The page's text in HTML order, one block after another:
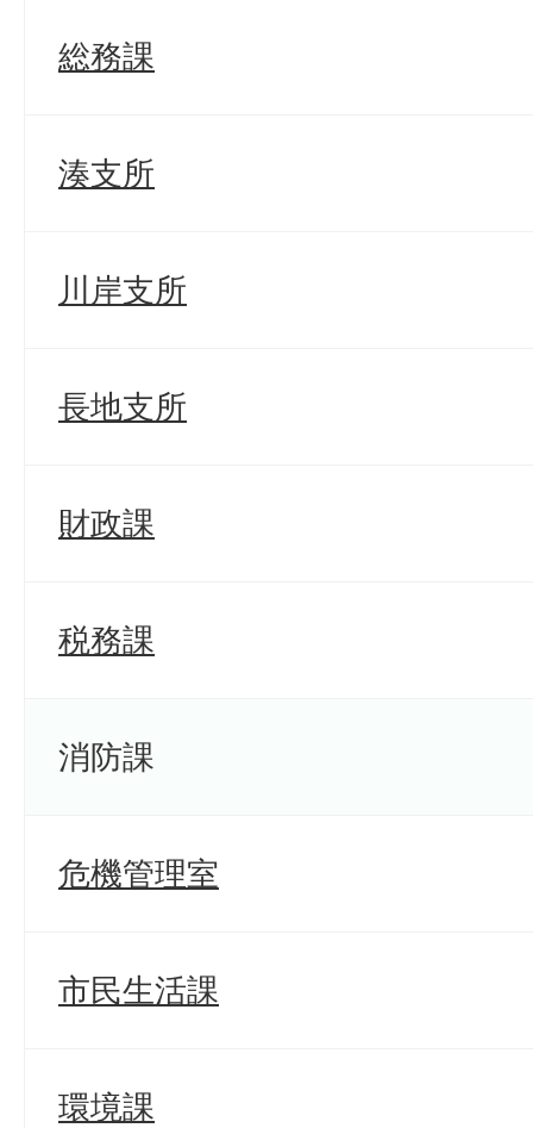
総務課
湊支所
川岸支所
長地支所
財政課
税務課
消防課
危機管理室
市民生活課
環境課